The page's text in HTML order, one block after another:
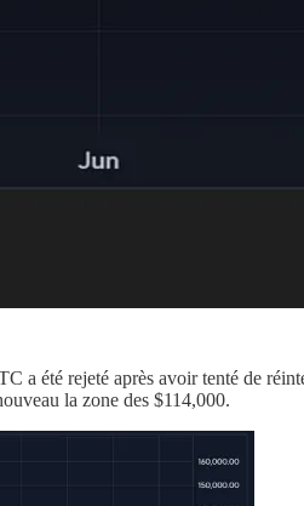
a été rejeté après avoir tenté de
la zone des $114,000.